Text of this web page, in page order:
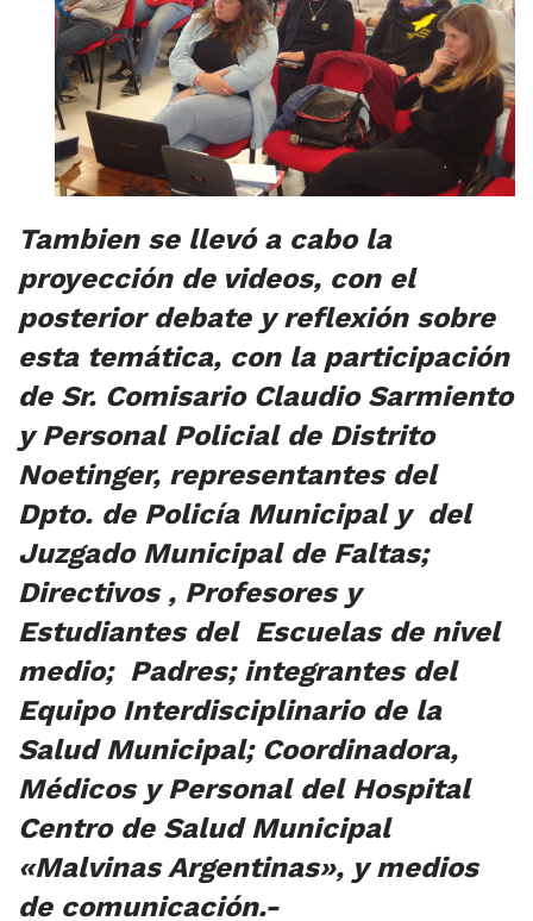
Tambien se llevó a cabo la
proyección de videos, con el
posterior debate y reflexión sobre
esta temática, con la participación
de Sr. Comisario Claudio Sarmiento
y Personal Policial de Distrito
Noetinger, representantes del
Dpto. de Policía Municipal y del
Juzgado Municipal de Faltas;
Directivos , Profesores y
Estudiantes del Escuelas de nivel
medio; Padres; integrantes del
Equipo Interdisciplinario de la
Salud Municipal; Coordinadora,
Médicos y Personal del Hospital
Centro de Salud Municipal
«Malvinas Argentinas», y medios
de comunicación.-